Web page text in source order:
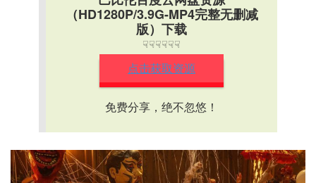
（HD1280P/3.9G-MP4完整无删减
版）下载
☟☟☟☟☟☟
点击获取资源
免费分享，绝不忽悠！